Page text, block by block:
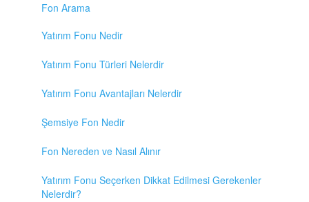
Fon Arama
Yatırım Fonu Nedir
Yatırım Fonu Türleri Nelerdir
Yatırım Fonu Avantajları Nelerdir
Şemsiye Fon Nedir
Fon Nereden ve Nasıl Alınır
Yatırım Fonu Seçerken Dikkat Edilmesi Gerekenler
Nelerdir?